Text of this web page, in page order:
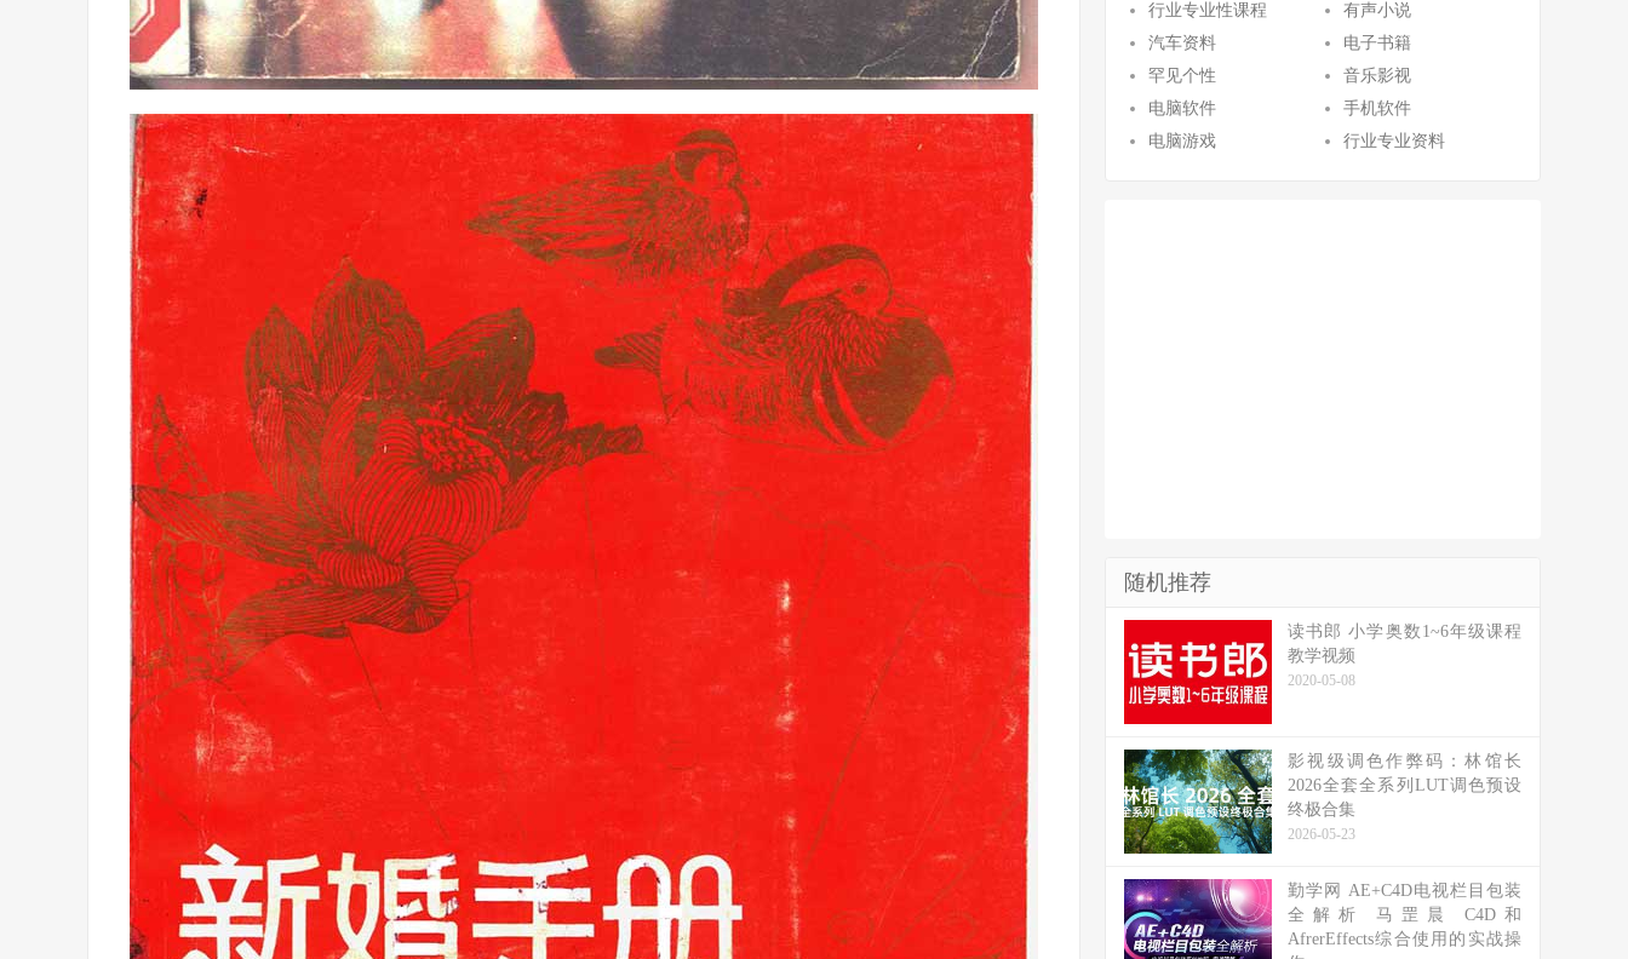
行业专业性课程
有声小说
汽车资料
电子书籍
罕见个性
音乐影视
电脑软件
手机软件
电脑游戏
行业专业资料
随机推荐
读书郎 小学奥数1~6年级课程
教学视频
2020-05-08
影视级调色作弊码：林馆长
2026全套全系列LUT调色预设
终极合集
2026-05-23
勤学网 AE+C4D电视栏目包装
全解析 马罡晨 C4D和
AfrerEffects综合使用的实战操